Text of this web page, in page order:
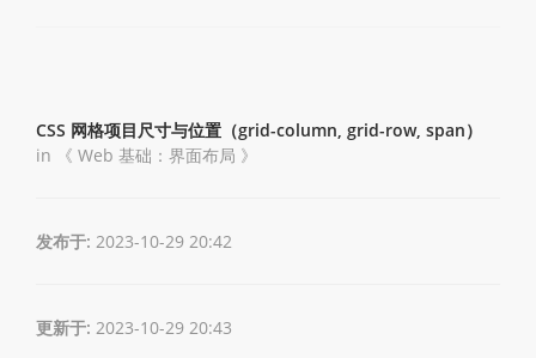
CSS 网格项目尺寸与位置（grid-column, grid-row, span）
in 《 Web 基础：界面布局 》
发布于: 2023-10-29 20:42
更新于: 2023-10-29 20:43